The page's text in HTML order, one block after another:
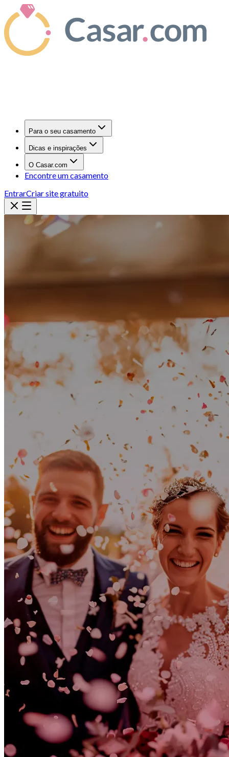
Para o seu casamento
Dicas e inspirações
O Casar.com
Encontre um casamento
EntrarCriar site gratuito